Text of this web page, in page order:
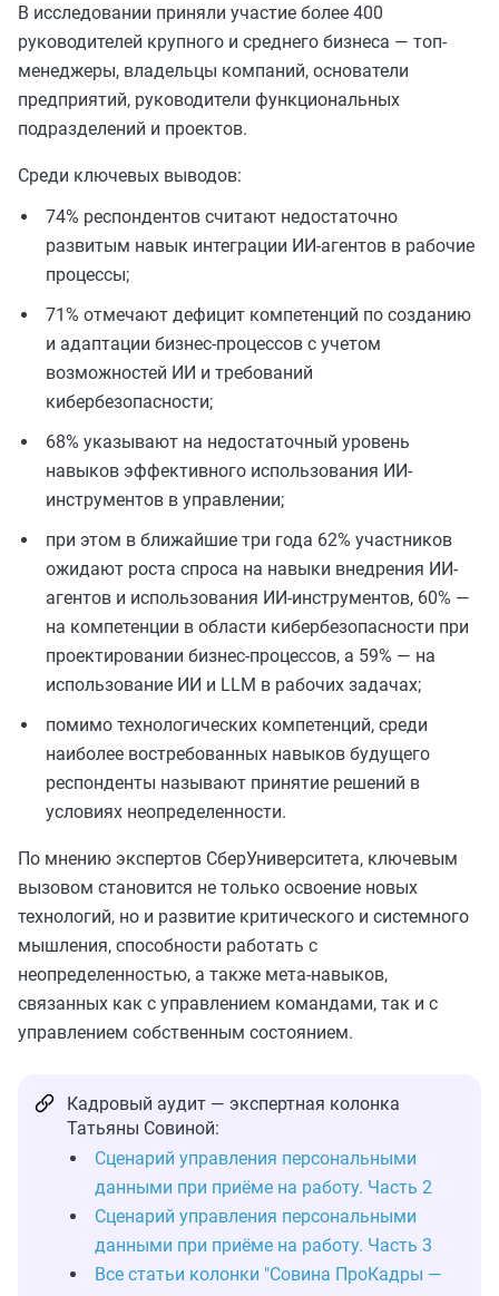
В исследовании приняли участие более 400
руководителей крупного и среднего бизнеса — топ-
менеджеры, владельцы компаний, основатели
предприятий, руководители функциональных
подразделений и проектов.
Среди ключевых выводов:
74% респондентов считают недостаточно
развитым навык интеграции ИИ-агентов в рабочие
процессы;
71% отмечают дефицит компетенций по созданию
и адаптации бизнес-процессов с учетом
возможностей ИИ и требований
кибербезопасности;
68% указывают на недостаточный уровень
навыков эффективного использования ИИ-
инструментов в управлении;
при этом в ближайшие три года 62% участников
ожидают роста спроса на навыки внедрения ИИ-
агентов и использования ИИ-инструментов, 60% —
на компетенции в области кибербезопасности при
проектировании бизнес-процессов, а 59% — на
использование ИИ и LLM в рабочих задачах;
помимо технологических компетенций, среди
наиболее востребованных навыков будущего
респонденты называют принятие решений в
условиях неопределенности.
По мнению экспертов СберУниверситета, ключевым
вызовом становится не только освоение новых
технологий, но и развитие критического и системного
мышления, способности работать с
неопределенностью, а также мета-навыков,
связанных как с управлением командами, так и с
управлением собственным состоянием.
Кадровый аудит — экспертная колонка
Татьяны Совиной:
Сценарий управления персональными
данными при приёме на работу. Часть 2
Сценарий управления персональными
данными при приёме на работу. Часть 3
Все статьи колонки "Совина ПроКадры —